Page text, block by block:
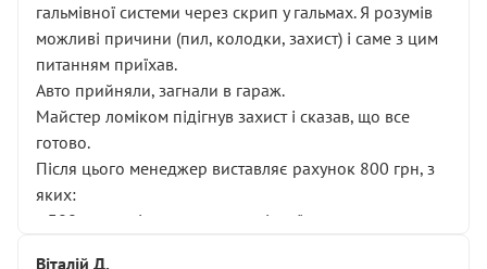
гальмівної системи через скрип у гальмах. Я розумів
можливі причини (пил, колодки, захист) і саме з цим
питанням приїхав.
Авто прийняли, загнали в гараж.
Майстер ломіком підігнув захист і сказав, що все
готово.
Після цього менеджер виставляє рахунок 800 грн, з
яких:
• 300 грн — діагностика гальмівної системи
Віталій Д.